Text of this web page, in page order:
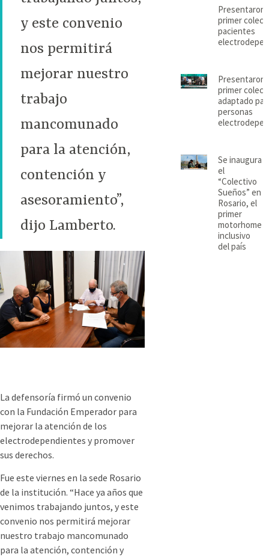
y este convenio
nos permitirá
mejorar nuestro
trabajo
mancomunado
para la atención,
contención y
asesoramiento”,
dijo Lamberto.
La defensoría firmó un convenio
con la Fundación Emperador para
mejorar la atención de los
electrodependientes y promover
sus derechos.
Fue este viernes en la sede Rosario
de la institución. “Hace ya años que
venimos trabajando juntos, y este
convenio nos permitirá mejorar
nuestro trabajo mancomunado
para la atención, contención y
Presentaron
primer
pacientes
Presentaron
primer
adaptado
personas
Se inaugura
el
“Colectivo
Sueños” en
Rosario, el
primer
motorhome
inclusivo
del país